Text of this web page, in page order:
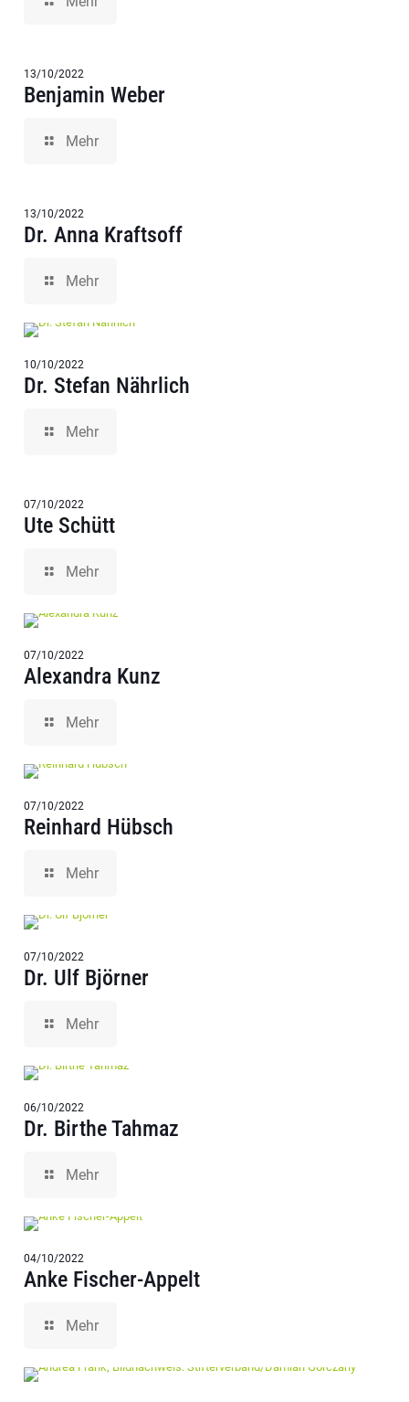
13/10/2022
Benjamin Weber
Mehr
13/10/2022
Dr. Anna Kraftsoff
Mehr
10/10/2022
Dr. Stefan Nährlich
Mehr
07/10/2022
Ute Schütt
Mehr
07/10/2022
Alexandra Kunz
Mehr
07/10/2022
Reinhard Hübsch
Mehr
07/10/2022
Dr. Ulf Björner
Mehr
06/10/2022
Dr. Birthe Tahmaz
Mehr
04/10/2022
Anke Fischer-Appelt
Mehr